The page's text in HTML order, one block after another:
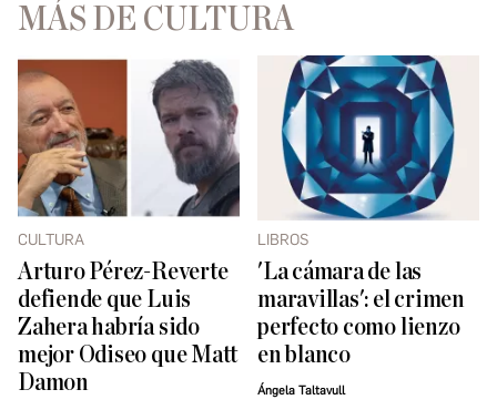
MÁS DE CULTURA
CULTURA
Arturo Pérez-Reverte
defiende que Luis
Zahera habría sido
mejor Odiseo que Matt
Damon
LIBROS
'La cámara de las
maravillas': el crimen
perfecto como lienzo
en blanco
Ángela Taltavull